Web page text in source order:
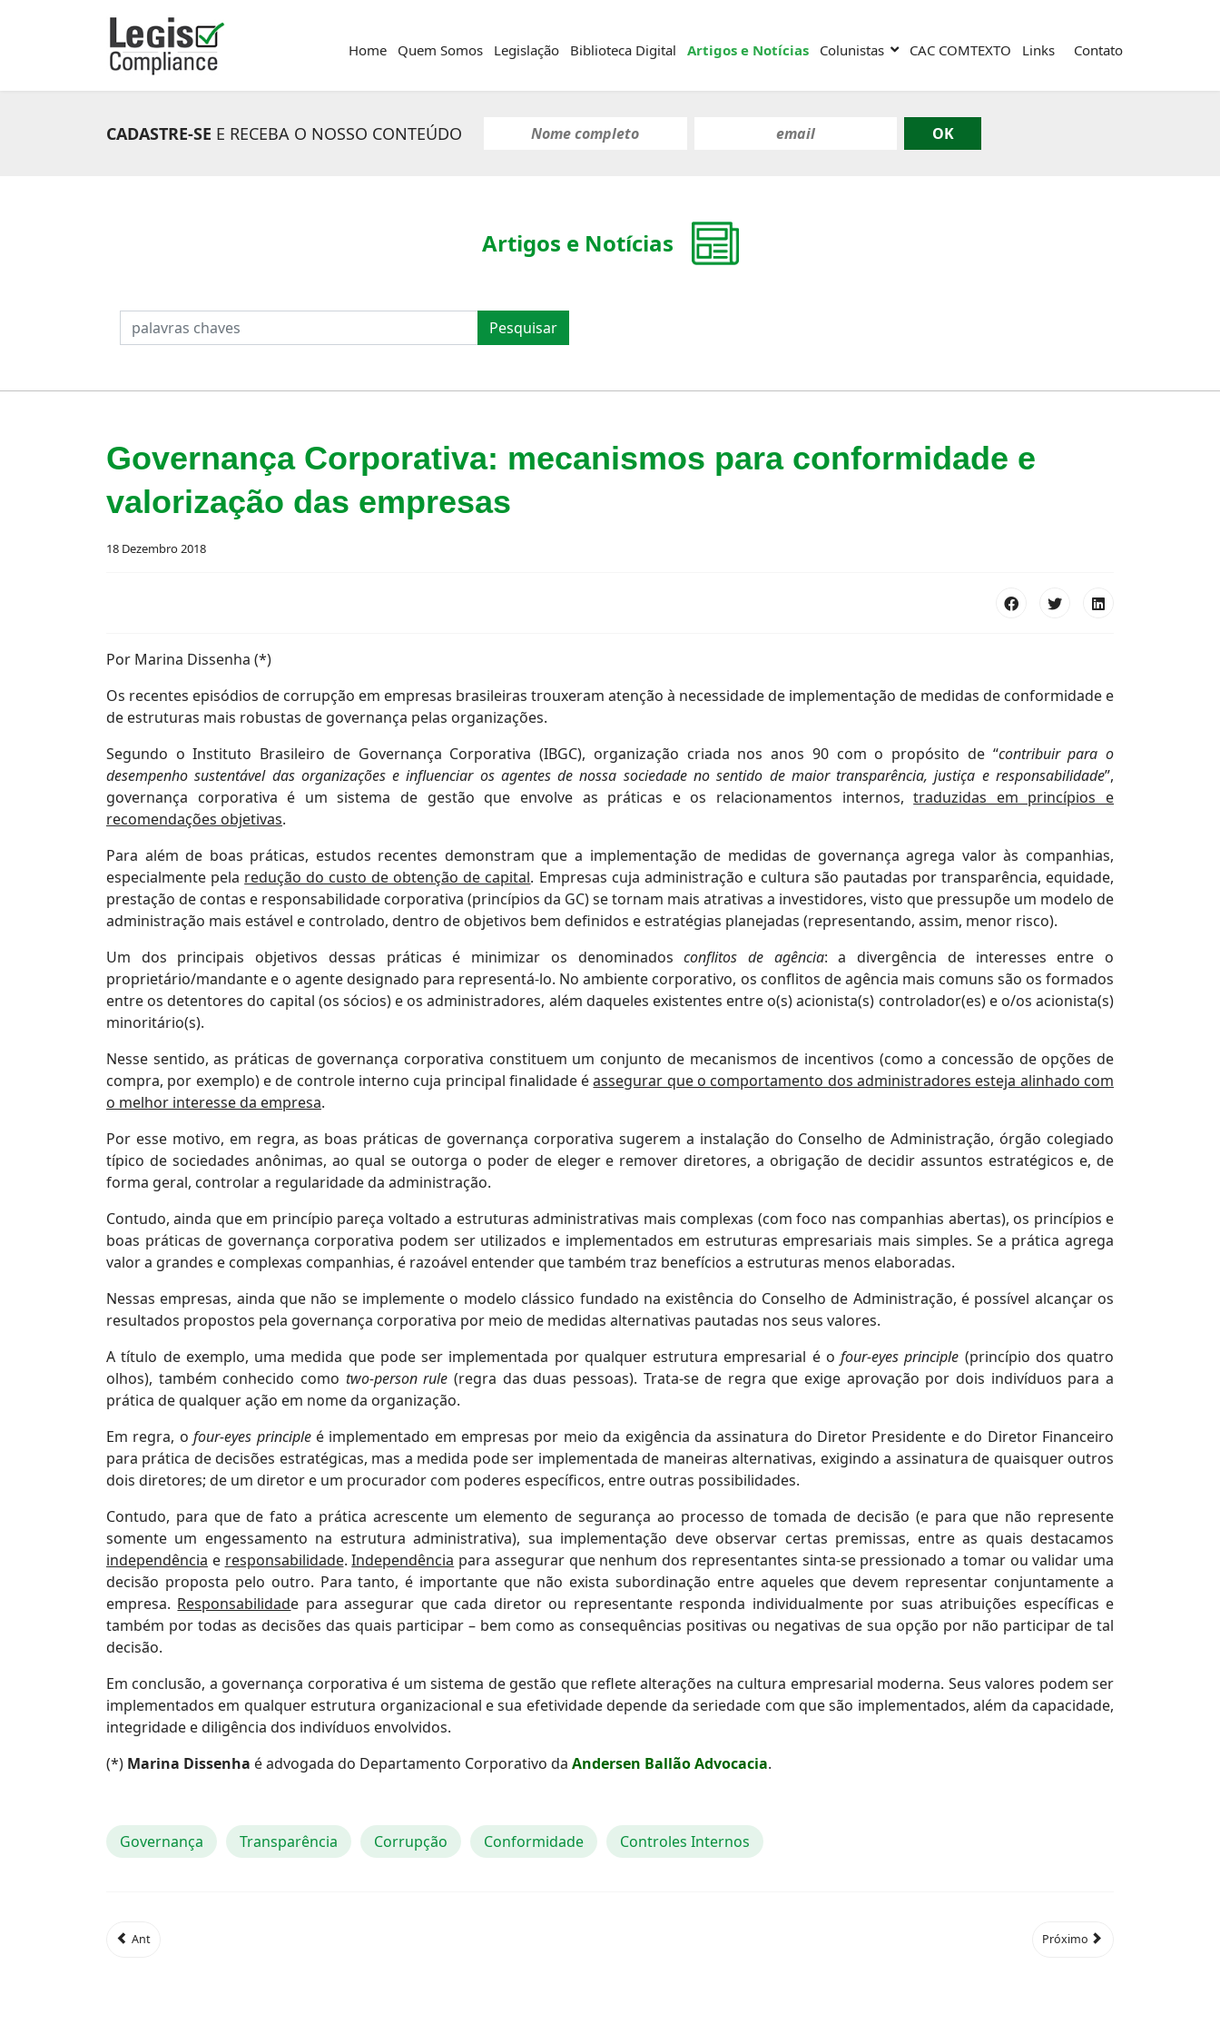
Home Quem Somos Legislação Biblioteca Digital Artigos e Notícias Colunistas CAC COMTEXTO Links Contato
CADASTRE-SE E RECEBA O NOSSO CONTEÚDO
PESQUISAR Pesquisar
Artigos e Notícias
Governança Corporativa: mecanismos para conformidade e
valorização das empresas
18 Dezembro 2018
Por Marina Dissenha (*)
Os recentes episódios de corrupção em empresas brasileiras trouxeram atenção à necessidade de implementação de medidas de conformidade e
de estruturas mais robustas de governança pelas organizações.
Segundo o Instituto Brasileiro de Governança Corporativa (IBGC), organização criada nos anos 90 com o propósito de “contribuir para o
desempenho sustentável das organizações e influenciar os agentes de nossa sociedade no sentido de maior transparência, justiça e responsabilidade”,
governança corporativa é um sistema de gestão que envolve as práticas e os relacionamentos internos,traduzidas em princípios e
recomendações objetivas.
Para além de boas práticas, estudos recentes demonstram que a implementação de medidas de governança agrega valor às companhias,
especialmente pela redução do custo de obtenção de capital. Empresas cuja administração e cultura são pautadas por transparência, equidade,
prestação de contas e responsabilidade corporativa (princípios da GC) se tornam mais atrativas a investidores, visto que pressupõe um modelo de
administração mais estável e controlado, dentro de objetivos bem definidos e estratégias planejadas (representando, assim, menor risco).
Um dos principais objetivos dessas práticas é minimizar os denominadosconflitos de agência: a divergência de interesses entre o
proprietário/mandante e o agente designado para representá-lo. No ambiente corporativo, os conflitos de agência mais comuns são os formados
entre os detentores do capital (os sócios) e os administradores, além daqueles existentes entre o(s) acionista(s) controlador(es) e o/os acionista(s)
minoritário(s).
Nesse sentido, as práticas de governança corporativa constituem um conjunto de mecanismos de incentivos (como a concessão de opções de
compra, por exemplo) e de controle interno cuja principal finalidade éassegurar que o comportamento dos administradores esteja alinhado com
o melhor interesse da empresa.
Por esse motivo, em regra, as boas práticas de governança corporativa sugerem a instalação do Conselho de Administração, órgão colegiado
típico de sociedades anônimas, ao qual se outorga o poder de eleger e remover diretores, a obrigação de decidir assuntos estratégicos e, de
forma geral, controlar a regularidade da administração.
Contudo, ainda que em princípio pareça voltado a estruturas administrativas mais complexas (com foco nas companhias abertas), os princípios e
boas práticas de governança corporativa podem ser utilizados e implementados em estruturas empresariais mais simples. Se a prática agrega
valor a grandes e complexas companhias, é razoável entender que também traz benefícios a estruturas menos elaboradas.
Nessas empresas, ainda que não se implemente o modelo clássico fundado na existência do Conselho de Administração, é possível alcançar os
resultados propostos pela governança corporativa por meio de medidas alternativas pautadas nos seus valores.
A título de exemplo, uma medida que pode ser implementada por qualquer estrutura empresarial é o four-eyes principle (princípio dos quatro
olhos), também conhecido como two-person rule (regra das duas pessoas). Trata-se de regra que exige aprovação por dois indivíduos para a
prática de qualquer ação em nome da organização.
Em regra, ofour-eyes principleé implementado em empresas por meio da exigência da assinatura do Diretor Presidente e do Diretor Financeiro
para prática de decisões estratégicas, mas a medida pode ser implementada de maneiras alternativas, exigindo a assinatura de quaisquer outros
dois diretores; de um diretor e um procurador com poderes específicos, entre outras possibilidades.
Contudo, para que de fato a prática acrescente um elemento de segurança ao processo de tomada de decisão (e para que não represente
somente um engessamento na estrutura administrativa), sua implementação deve observar certas premissas, entre as quais destacamos
independência e responsabilidade.Independência para assegurar que nenhum dos representantes sinta-se pressionado a tomar ou validar uma
decisão proposta pelo outro. Para tanto, é importante que não exista subordinação entre aqueles que devem representar conjuntamente a
empresa. Responsabilidade para assegurar que cada diretor ou representante responda individualmente por suas atribuições específicas e
também por todas as decisões das quais participar – bem como as consequências positivas ou negativas de sua opção por não participar de tal
decisão.
Em conclusão, a governança corporativa é um sistema de gestão que reflete alterações na cultura empresarial moderna. Seus valores podem ser
implementados em qualquer estrutura organizacional e sua efetividade depende da seriedade com que são implementados, além da capacidade,
integridade e diligência dos indivíduos envolvidos.
(*) Marina Dissenha é advogada do Departamento Corporativo da Andersen Ballão Advocacia.
Governança Transparência Corrupção Conformidade Controles Internos
Ant Próximo